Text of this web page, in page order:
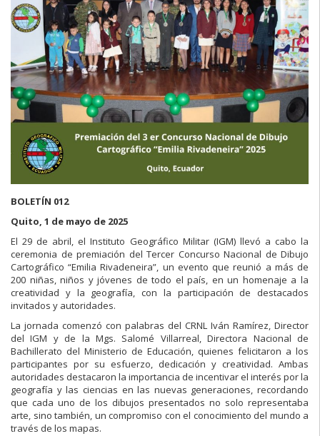
BOLETÍN 012
Quito, 1 de mayo de 2025
El 29 de abril, el Instituto Geográfico Militar (IGM) llevó a cabo la
ceremonia de premiación del Tercer Concurso Nacional de Dibujo
Cartográfico “Emilia Rivadeneira”, un evento que reunió a más de
200 niñas, niños y jóvenes de todo el país, en un homenaje a la
creatividad y la geografía, con la participación de destacados
invitados y autoridades.
La jornada comenzó con palabras del CRNL Iván Ramírez, Director
del IGM y de la Mgs. Salomé Villarreal, Directora Nacional de
Bachillerato del Ministerio de Educación, quienes felicitaron a los
participantes por su esfuerzo, dedicación y creatividad. Ambas
autoridades destacaron la importancia de incentivar el interés por la
geografía y las ciencias en las nuevas generaciones, recordando
que cada uno de los dibujos presentados no solo representaba
arte, sino también, un compromiso con el conocimiento del mundo a
través de los mapas.